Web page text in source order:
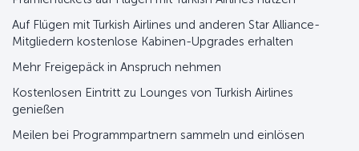
Auf Flügen mit Turkish Airlines und anderen Star Alliance-
Mitgliedern kostenlose Kabinen-Upgrades erhalten
Mehr Freigepäck in Anspruch nehmen
Kostenlosen Eintritt zu Lounges von Turkish Airlines
genießen
Meilen bei Programmpartnern sammeln und einlösen